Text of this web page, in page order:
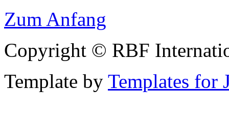
Zum Anfang
Copyright © RBF
Template by Templates for